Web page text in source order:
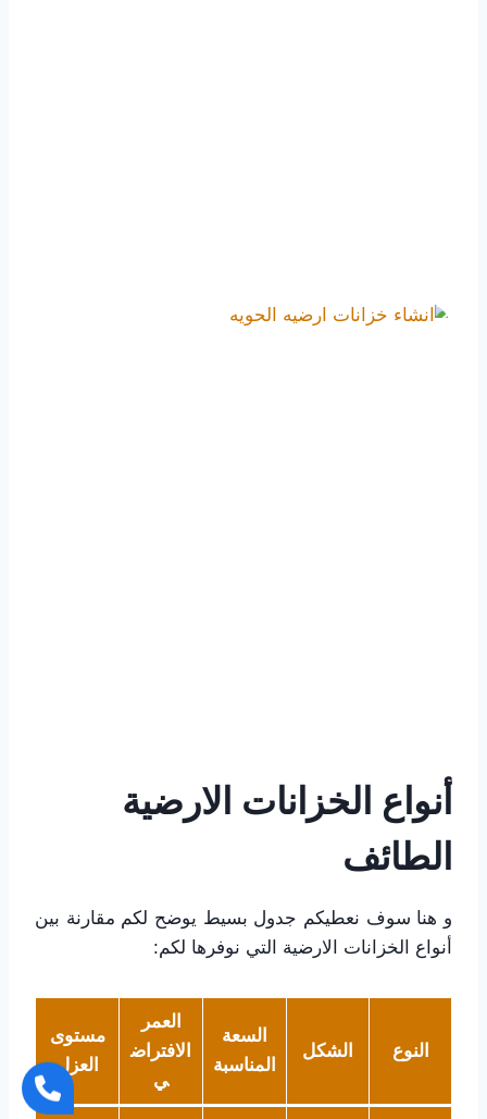
أنواع الخزانات الارضية
الطائف
و هنا سوف نعطيكم جدول بسيط يوضح لكم مقارنة بين
أنواع الخزانات الارضية التي نوفرها لكم:
النوع الشكل
السعة
المناسبة
العمر
الافتراض
ي
مستوى
العزل